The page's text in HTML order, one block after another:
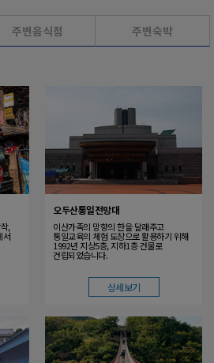
장단역 증기기관차), 북쪽에 고향을 둔
배례할 수 있도록 조성한 망배단이
참전 기념비 등이 있고 평화누리 공원과
자리 잡고 있습니다.
주변음식점 주변숙박
,
서
오두산통일전망대
이산가족의 망향의 한을 달래주고
통일교육의 체험 도장으로 활용하기 위해
1992년 지상5층, 지하1층 건물로
건립되었습니다.
상세보기